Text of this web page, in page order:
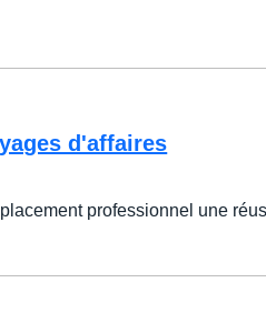
d'affaires
professionnel une